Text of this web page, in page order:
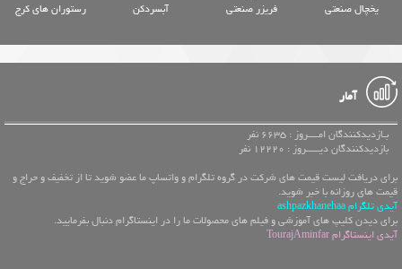
یخچال صنعتی
فریزر صنعتی
آبسردکن
رستوران های کرج
آمار
بـازدیدکنندگان امــــروز : 6635 نفر
بازدیدکنندگان دیـــــروز : 12220 نفر
برای دریافت لیست قیمت های شرکت در گروه تلگرام و واتساپ ما عضو شوید تا از تخفیف و حراج و
قیمت های روزانه با خبر شوید.
آیدی تلگرام ashpazkhanehaa
برای دیدن کلیپ های آموزشی و فیلم های محصولات ما را در اینستاگرام دنبال بفرمایید.
آیدی اینستاگرام TourajAminfar